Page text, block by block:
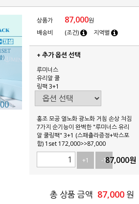
상품가 87,000원
배송비
(조건) 지역별
+ 추가 옵션 선택
루미너스
유리알 쿨
링팩 3+1
홍조 모공 열노화 광노화 거침 손상 쳐짐
7가지 순기능이 완벽한 "루미너스 유리
알 쿨링팩" 3+1 (스패츌라증정+박스포
함) 1set 172,000>>87,000
+1
-187,000원
총 상품 금액 87,000 원